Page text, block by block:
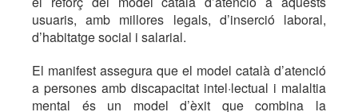
usuaris, amb millores legals, d’inserció laboral,
d’habitatge social i salarial.
El manifest assegura que el model català d’atenció
a persones amb discapacitat intel·lectual i malaltia
mental és un model d’èxit que combina la